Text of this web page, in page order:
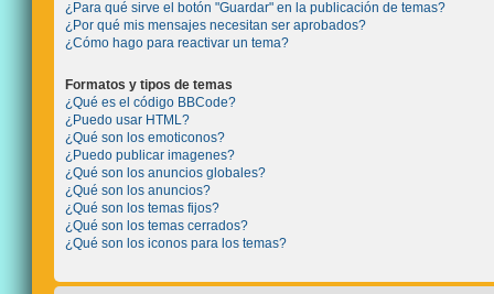
¿Para qué sirve el botón "Guardar" en la publicación de temas?
¿Por qué mis mensajes necesitan ser aprobados?
¿Cómo hago para reactivar un tema?
Formatos y tipos de temas
¿Qué es el código BBCode?
¿Puedo usar HTML?
¿Qué son los emoticonos?
¿Puedo publicar imagenes?
¿Qué son los anuncios globales?
¿Qué son los anuncios?
¿Qué son los temas fijos?
¿Qué son los temas cerrados?
¿Qué son los iconos para los temas?